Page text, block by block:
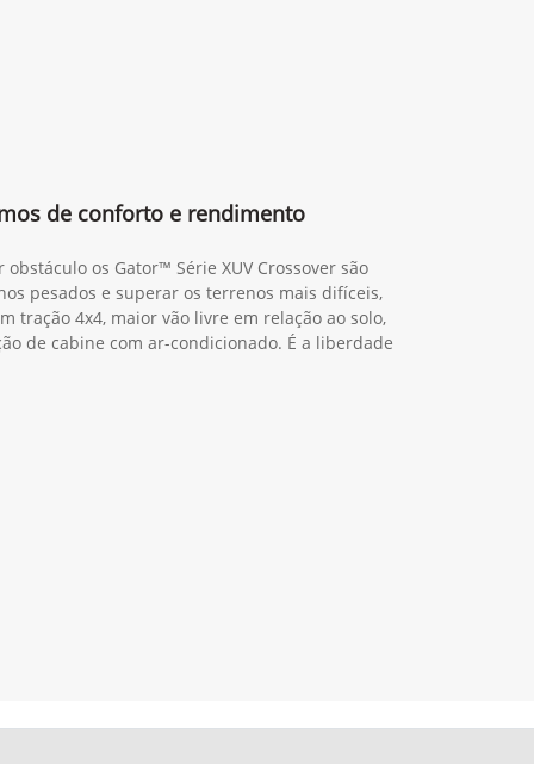
de conforto e rendimento
os Gator™ Série XUV Crossover são
pesados e superar os terrenos mais difíceis,
tração 4x4, maior vão livre em relação ao solo,
de cabine com ar-condicionado. É a liberdade